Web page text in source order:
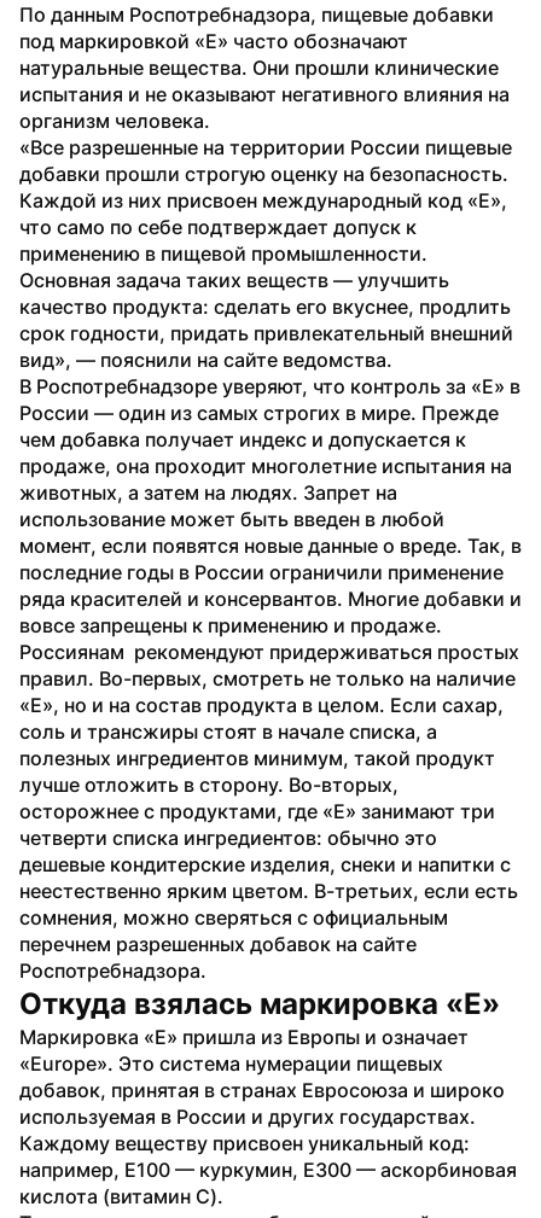
По данным Роспотребнадзора, пищевые добавки
под маркировкой «Е» часто обозначают
натуральные вещества. Они прошли клинические
испытания и не оказывают негативного влияния на
организм человека.
«Все разрешенные на территории России пищевые
добавки прошли строгую оценку на безопасность.
Каждой из них присвоен международный код «Е»,
что само по себе подтверждает допуск к
применению в пищевой промышленности.
Основная задача таких веществ — улучшить
качество продукта: сделать его вкуснее, продлить
срок годности, придать привлекательный внешний
вид», — пояснили на сайте ведомства.
В Роспотребнадзоре уверяют, что контроль за «Е» в
России — один из самых строгих в мире. Прежде
чем добавка получает индекс и допускается к
продаже, она проходит многолетние испытания на
животных, а затем на людях. Запрет на
использование может быть введен в любой
момент, если появятся новые данные о вреде. Так, в
последние годы в России ограничили применение
ряда красителей и консервантов. Многие добавки и
вовсе запрещены к применению и продаже.
Россиянам  рекомендуют придерживаться простых
правил. Во-первых, смотреть не только на наличие
«Е», но и на состав продукта в целом. Если сахар,
соль и трансжиры стоят в начале списка, а
полезных ингредиентов минимум, такой продукт
лучше отложить в сторону. Во-вторых,
осторожнее с продуктами, где «Е» занимают три
четверти списка ингредиентов: обычно это
дешевые кондитерские изделия, снеки и напитки с
неестественно ярким цветом. В-третьих, если есть
сомнения, можно сверяться с официальным
перечнем разрешенных добавок на сайте
Роспотребнадзора.
Откуда взялась маркировка «Е»
Маркировка «Е» пришла из Европы и означает
«Europe». Это система нумерации пищевых
добавок, принятая в странах Евросоюза и широко
используемая в России и других государствах.
Каждому веществу присвоен уникальный код:
например, Е100 — куркумин, Е300 — аскорбиновая
кислота (витамин C).